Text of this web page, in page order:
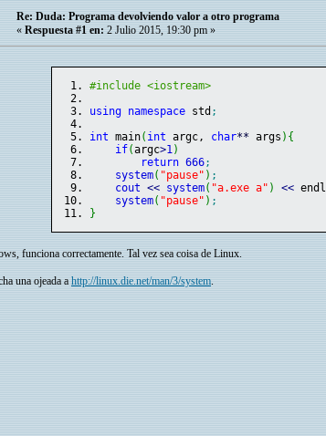
Re: Duda: Programa devolviendo valor a otro programa
« Respuesta #1 en: 2 Julio 2015, 19:30 pm »
#include <iostream>
using
namespace std ;
int main( int argc, char** args ) {
if(argc>1)
return 666;
system( "pause" ) ;
cout << system( "a.exe a" ) << endl
system( "pause" ) ;
}
funciona correctamente. Tal vez sea coisa de Linux.
una ojeada a http://linux.die.net/man/3/system.